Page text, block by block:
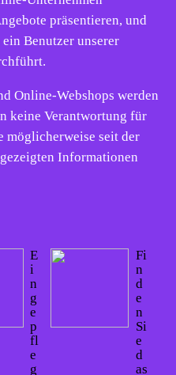
präsentieren, und
Benutzer unserer
Online-Webshops werden
keine Verantwortung für
möglicherweise seit der
Informationen
E
i
n
g
e
p
fl
e
g
Fi
n
d
e
n
Si
e
d
as